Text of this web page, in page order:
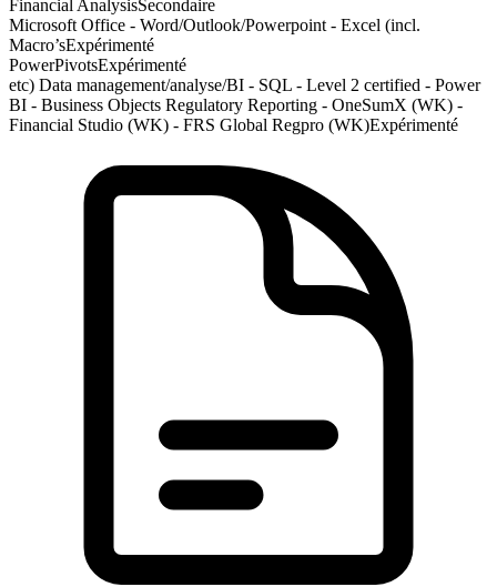
Financial AnalysisSecondaire
Microsoft Office - Word/Outlook/Powerpoint - Excel (incl.
Macro’sExpérimenté
PowerPivotsExpérimenté
etc) Data management/analyse/BI - SQL - Level 2 certified - Power
BI - Business Objects Regulatory Reporting - OneSumX (WK) -
Financial Studio (WK) - FRS Global Regpro (WK)Expérimenté